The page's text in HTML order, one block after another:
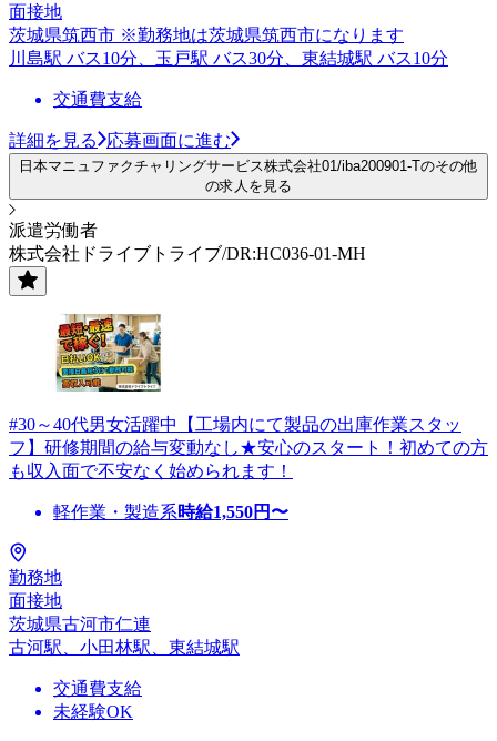
面接地
茨城県筑西市 ※勤務地は茨城県筑西市になります
川島駅 バス10分、玉戸駅 バス30分、東結城駅 バス10分
交通費支給
詳細を見る 応募画面に進む
日本マニュファクチャリングサービス株式会社01/iba200901-Tのその他
の求人を見る
派遣労働者
株式会社ドライブトライブ/DR:HC036-01-MH
#30～40代男女活躍中【工場内にて製品の出庫作業スタッ
フ】研修期間の給与変動なし★安心のスタート！初めての方
も収入面で不安なく始められます！
軽作業・製造系時給1,550円〜
勤務地
面接地
茨城県古河市仁連
古河駅、小田林駅、東結城駅
交通費支給
未経験OK